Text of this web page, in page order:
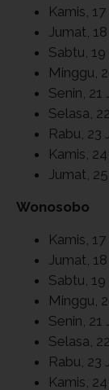
Kamis,
Jumat,
Sabtu, 19
Minggu,
Senin, 21
Selasa,
Rabu, 23
Kamis,
Jumat,
Wonosobo
Kamis,
Jumat,
Sabtu, 19
Minggu,
Senin, 21
Selasa,
Rabu, 23
Kamis,